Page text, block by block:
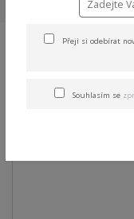
Yakuza
kapucí
Přeji si odebírat
Souhlasím se